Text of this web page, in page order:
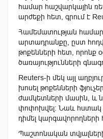
համար հաշվարկային
արժեքի հետ, գրում է
Համեմատության
արտադրանքը, ըստ
թոքենների հետ, որոնք
ծառայությունների
Reuters-ի մեկ այլ
խոսել թոքենների
ժամկետների մասին, և
փոփոխվել։ Նաև հստակ
դիմել
Պաշտոնական